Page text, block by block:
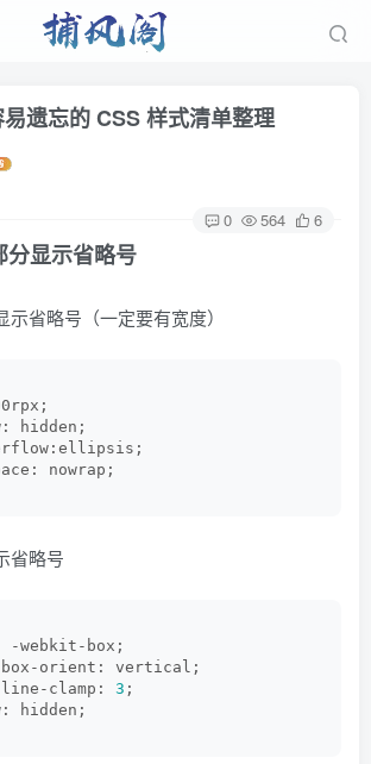
遗忘的 CSS 样式清单整理
0 564 6
分显示省略号
省略号（一定要有宽度）
hidden;
nowrap;
省略号
-webkit-box;
orient: vertical;
clamp:
3 ;
hidden;